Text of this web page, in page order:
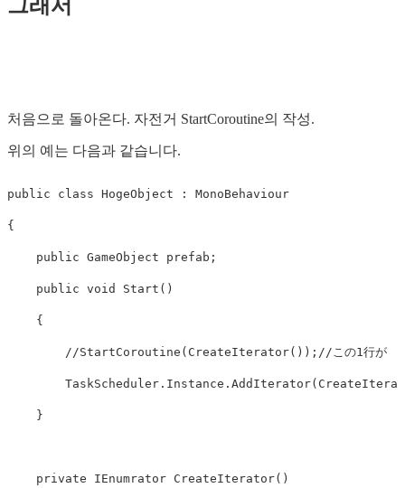
그래서
처음으로 돌아온다. 자전거 StartCoroutine의 작성.
위의 예는 다음과 같습니다.
public class HogeObject : MonoBehaviour
{
public GameObject prefab ;
public void Start ()
{
//StartCoroutine(CreateIterator());//この1行が
TaskScheduler . Instance . AddIterator(
}
private IEnumrator CreateIterator()